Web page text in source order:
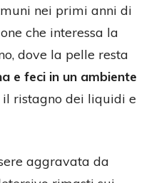
nei primi anni di
che interessa la
dove la pelle resta
e feci in un ambiente
il ristagno dei liquidi e
aggravata da